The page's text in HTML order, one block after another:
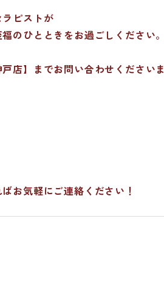
ピストが
のひとときをお過ごしください。
店】までお問い合わせくださいま
お気軽にご連絡ください！